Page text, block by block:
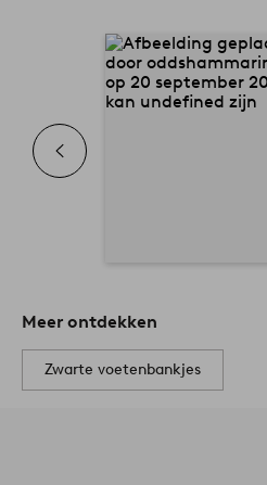
Meer ontdekken
Zwarte voetenbankjes